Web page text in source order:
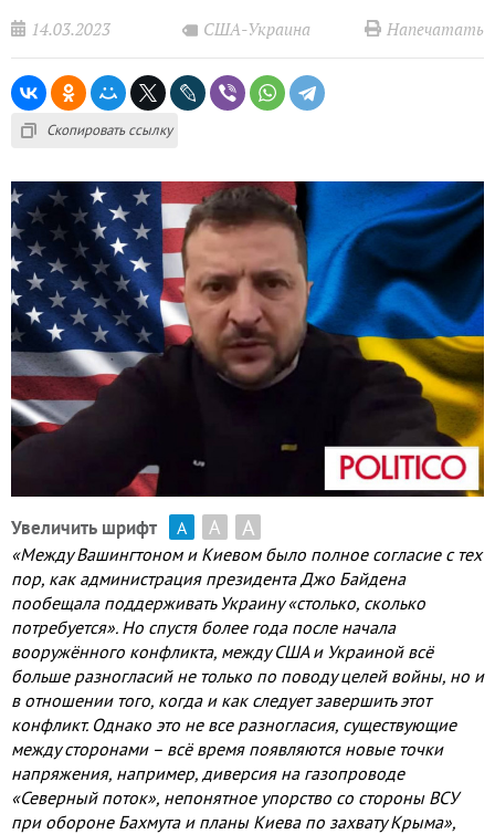
14.03.2023
США-Украина Напечатать
Скопировать ссылку
Увеличить шрифт А А А
«Между Вашингтоном и Киевом было полное согласие с тех
пор, как администрация президента Джо Байдена
пообещала поддерживать Украину «столько, сколько
потребуется». Но спустя более года после начала
вооружённого конфликта, между США и Украиной всё
больше разногласий не только по поводу целей войны, но и
в отношении того, когда и как следует завершить этот
конфликт. Однако это не все разногласия, существующие
между сторонами – всё время появляются новые точки
напряжения, например, диверсия на газопроводе
«Северный поток», непонятное упорство со стороны ВСУ
при обороне Бахмута и планы Киева по захвату Крыма»,